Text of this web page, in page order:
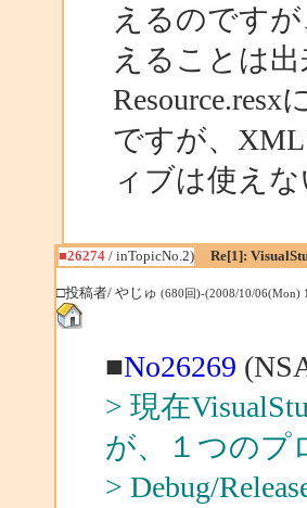
えるのです
えることは
ですが、
ィブは使え
■26274/ inTopicNo.2) Re[1]:
□投稿者/ やじゅ (680回)-(2008/10/06(Mon)
■No26269
> 現在
が、１つのプ
> Debug/